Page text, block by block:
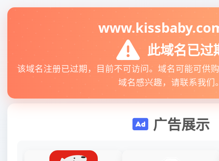
此域名已过
该域名注册已过期，目前不可访问。域名可能可供
域名感兴趣，请联系我们
广告展示